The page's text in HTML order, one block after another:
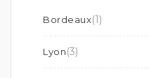
Bordeaux(1)
Lyon(3)